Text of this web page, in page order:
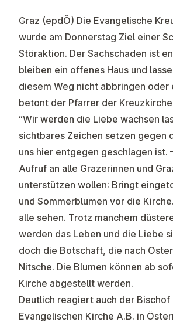
Graz (epdÖ) Die Evangelische
wurde am Donnerstag Ziel einer
Störaktion. Der Sachschaden ist
bleiben ein offenes Haus und
diesem Weg nicht abbringen oder
betont der Pfarrer der Kreuzkirche
“Wir werden die Liebe wachsen
sichtbares Zeichen setzen gegen
uns hier entgegen geschlagen ist.
Aufruf an alle Grazerinnen und
unterstützen wollen: Bringt
und Sommerblumen vor die
alle sehen. Trotz manchem
werden das Leben und die Liebe
doch die Botschaft, die nach
Nitsche. Die Blumen können ab
Kirche abgestellt werden.
Deutlich reagiert auch der Bischof
Evangelischen Kirche A.B. in